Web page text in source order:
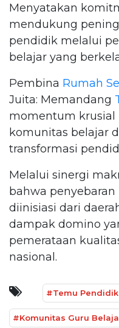
Menyatakan
mendukung
pendidik melalui
belajar yang
Pembina Rumah
Juita: Memandang
momentum krusial
komunitas belajar
transformasi
Melalui sinergi
bahwa
diinisiasi dari
dampak domino
pemerataan
nasional.
#Temu
#Komunitas Guru